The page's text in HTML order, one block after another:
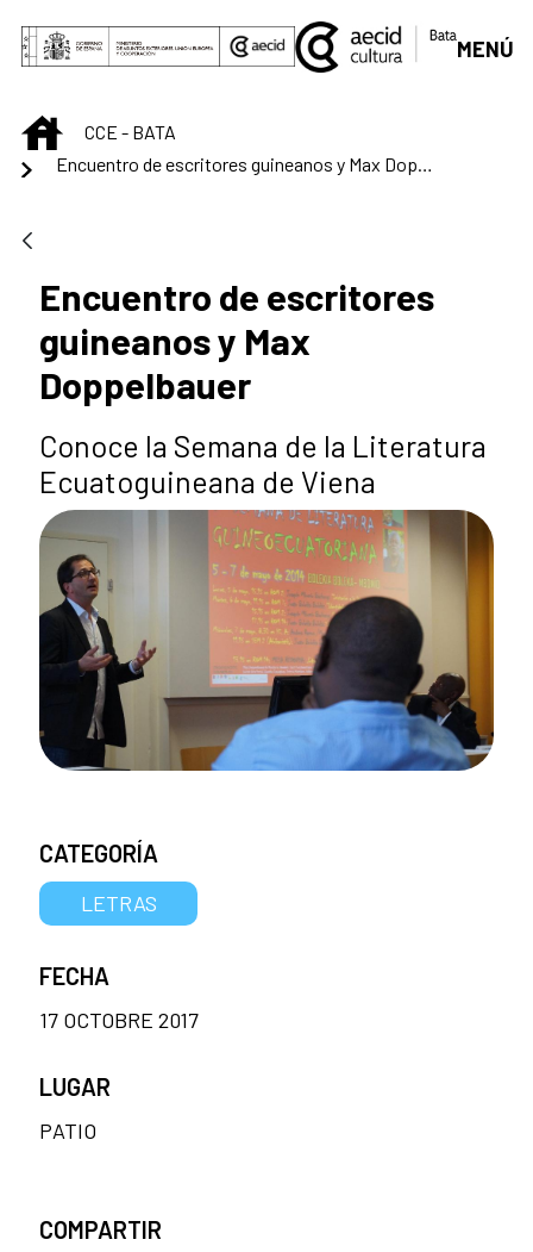
Saut au contenu principal
MENÚ
INICIOCCE - BATA
Encuentro de escritores guineanos y Max Doppelbauer
Encuentro de escritores
guineanos y Max
Doppelbauer
Conoce la Semana de la Literatura
Ecuatoguineana de Viena
CATEGORÍA
LETRAS
FECHA
17 OCTOBRE 2017
LUGAR
PATIO
COMPARTIR